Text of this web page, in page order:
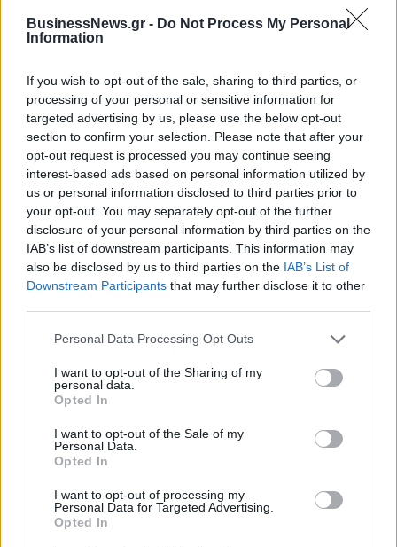
BusinessNews.gr - Do Not Process My Personal
Information
If you wish to opt-out of the sale, sharing to third parties, or
processing of your personal or sensitive information for
targeted advertising by us, please use the below opt-out
section to confirm your selection. Please note that after your
opt-out request is processed you may continue seeing
interest-based ads based on personal information utilized by
us or personal information disclosed to third parties prior to
your opt-out. You may separately opt-out of the further
disclosure of your personal information by third parties on the
IAB’s list of downstream participants. This information may
also be disclosed by us to third parties on the IAB’s List of
Downstream Participants that may further disclose it to other
Personal Data Processing Opt Outs
I want to opt-out of the Sharing of my
personal data.
Opted In
I want to opt-out of the Sale of my
Personal Data.
Opted In
I want to opt-out of processing my
Personal Data for Targeted Advertising.
Opted In
για αλλοδαπούς που εργάζονται στην Ελλάδα.
ΨΗΦΙΟΠΟΙΗΣΗ
ΕΦΚΑ
ΚΑΡΤΕΛΕΣ ΕΝΣΗΜΩΝ
Έχασαν μέσα από τα χέρια τους την πρόκριση στους «4» οι